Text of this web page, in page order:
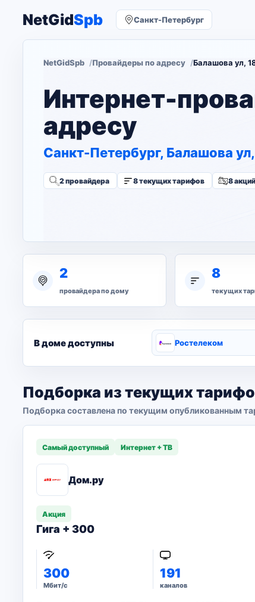
NetGidSpb Санкт-Петербург
NetGidSpb Провайдеры по адресу Балашова ул,
Интернет-
адресу
Санкт-Петербург, Балашова
2 провайдера 8 текущих тарифов 8 акций
2
провайдера по дому
8
текущих
В доме доступны Ростелеком
Подборка из текущих
Подборка составлена по текущим опубликованным
Самый доступный Интернет + ТВ
Дом.ру
Акция
Гига + 300
300
Мбит/с
191
каналов